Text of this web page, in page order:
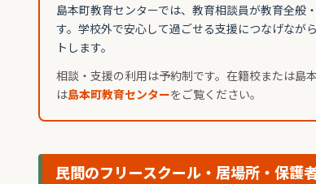
島本町教育センターでは、教育相談員が教育全般
す。学校外で安心して過ごせる支援につなげなが
トします。
相談・支援の利用は予約制です。在籍校または島
は島本町教育センターをご覧ください。
民間のフリースクール・居場所・保護